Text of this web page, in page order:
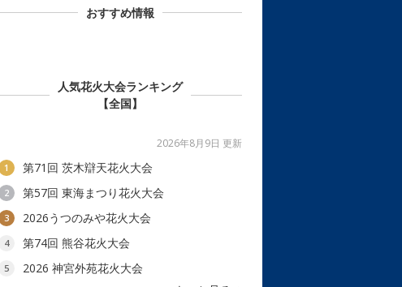
おすすめ情報
人気花火大会ランキング
【全国】
2026年8月9日 更新
1 第71回 茨木辯天花火大会
2 第57回 東海まつり花火大会
3 2026うつのみや花火大会
4 第74回 熊谷花火大会
5
2026 神宮外苑花火大会